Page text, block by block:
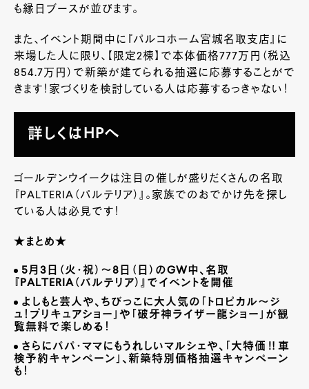
も縁日ブースが並びます。
また、イベント期間中に『パルコホーム宮城名取支店』に
来場した人に限り、【限定2棟】で本体価格777万円（税込
854.7万円）で新築が建てられる抽選に応募することがで
きます！家づくりを検討している人は応募するっきゃない！
詳しくはHPへ
ゴールデンウイークは注目の催しが盛りだくさんの名取
『PALTERIA（パルテリア）』。家族でのおでかけ先を探し
ている人は必見です！
★まとめ★
5月3日（火・祝）～8日（日）のGW中、名取
『PALTERIA（パルテリア）』でイベントを開催
よしもと芸人や、ちびっこに大人気の「トロピカル～ジ
ュ！プリキュアショー」や「破牙神ライザー龍ショー」が観
覧無料で楽しめる！
さらにパパ・ママにもうれしいマルシェや、「大特価‼車
検予約キャンペーン」、新築特別価格抽選キャンペーン
も！